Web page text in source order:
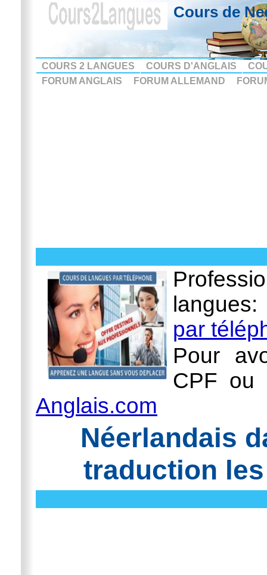
Cours de
COURS 2 LANGUES COURS D'ANGLAIS
FORUM ANGLAIS
FORUM ALLEMAND
par
Pour
CPF ou
Anglais.com
Néerlandais
traduction